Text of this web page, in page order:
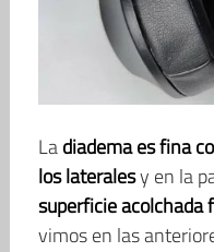
Ladiadema es fina
los lateralesy en la
superficie acolchada
vimos en las